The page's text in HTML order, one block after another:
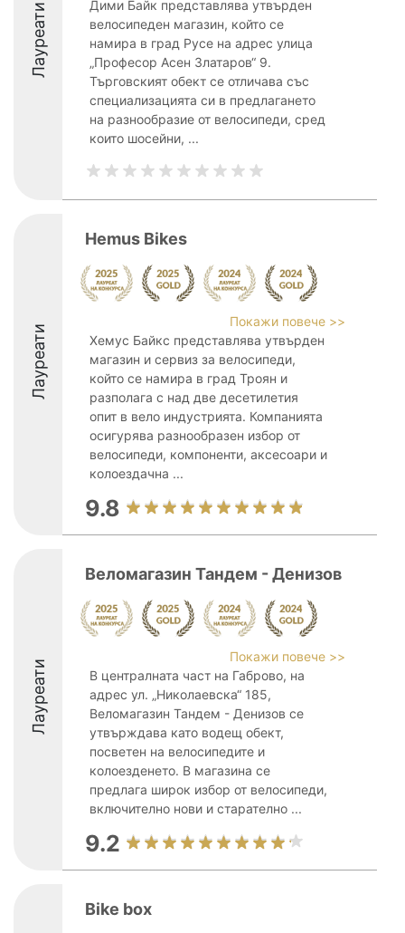
Лауреати
Дими Байк представлява утвърден
велосипедeн магазин, който се
намира в град Русе на адрес улица
„Професор Асен Златаров“ 9.
Търговският обект се отличава със
специализацията си в предлагането
на разнообразие от велосипеди, сред
които шосейни, ...
Лауреати
Hemus Bikes
Покажи повече >>
Хемус Байкс представлява утвърден
магазин и сервиз за велосипеди,
който се намира в град Троян и
разполага с над две десетилетия
опит в вело индустрията. Компанията
осигурява разнообразен избор от
велосипеди, компоненти, аксесоари и
колоездачна ...
9.8
Лауреати
Веломагазин Тандем - Денизов
Покажи повече >>
В централната част на Габрово, на
адрес ул. „Николаевска“ 185,
Веломагазин Тандем - Денизов се
утвърждава като водещ обект,
посветен на велосипедите и
колоезденето. В магазина се
предлага широк избор от велосипеди,
включително нови и старателно ...
9.2
Bike box